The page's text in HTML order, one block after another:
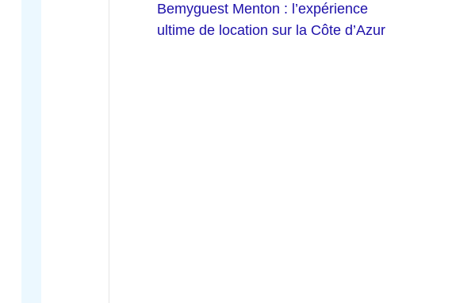
Bemyguest Menton : l’expérience
ultime de location sur la Côte d’Azur